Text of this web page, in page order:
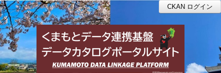
CKAN ログイン